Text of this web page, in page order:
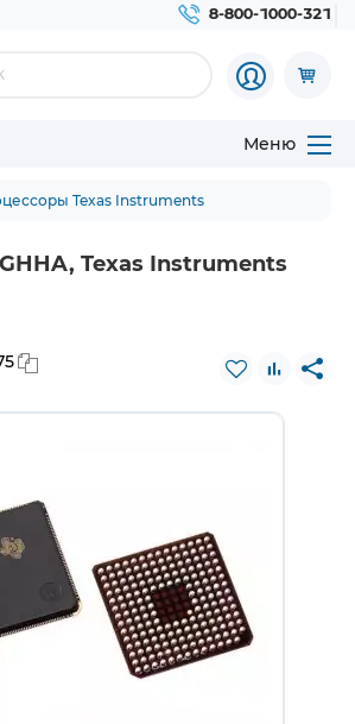
8-800-1000-321
Меню
Texas Instruments
Texas Instruments